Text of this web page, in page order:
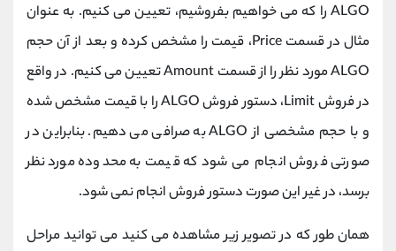
ALGO را که می خواهیم بفروشیم، تعیین می کنیم. به عنوان
مثال در قسمت Price، قیمت را مشخص کرده و بعد از آن حجم
ALGO مورد نظر را از قسمت Amount تعیین می کنیم. در واقع
در فروش Limit، دستور فروش ALGO را با قیمت مشخص شده
و با حجم مشخصی از ALGO به صرافی می دهیم. بنابراین در
صورتی فروش انجام می شود که قیمت به محدوده مورد نظر
برسد، در غیر این صورت دستور فروش انجام نمی شود.
همان طور که در تصویر زیر مشاهده می کنید می توانید مراحل